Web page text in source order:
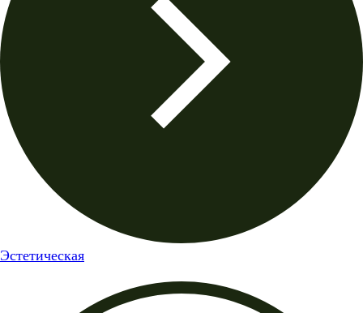
Эстетическая